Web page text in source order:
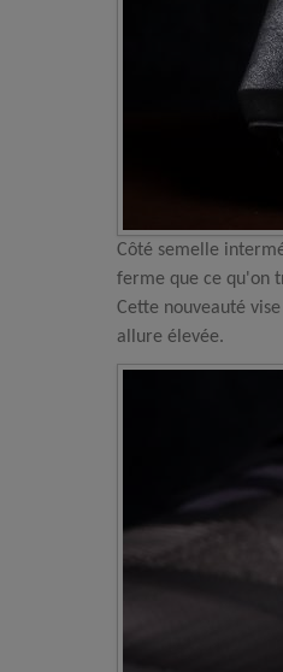
Côté semelle
ferme que ce qu'on
Cette nouveauté
allure élevée.